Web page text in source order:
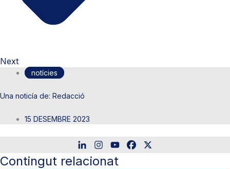
Next
notícies
Redacció
15 DESEMBRE 2023
Contingut relacionat